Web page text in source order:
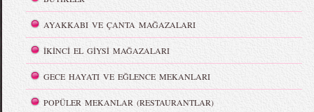
AYAKKABI VE ÇANTA MAĞAZALARI
İKİNCİ EL GİYSİ MAĞAZALARI
GECE HAYATI VE EĞLENCE MEKANLARI
POPÜLER MEKANLAR (RESTAURANTLAR)